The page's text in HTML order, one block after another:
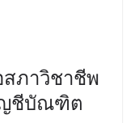
ภาวิชาชีพ
ชีบัณฑิต